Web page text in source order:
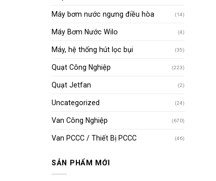
Máy bơm nước ngưng điều hòa (14)
Máy Bơm Nước Wilo (4)
Máy, hệ thống hút lọc bụi (35)
Quạt Công Nghiệp (223)
Quạt Jetfan (2)
Uncategorized (24)
Van Công Nghiệp (670)
Van PCCC / Thiết Bị PCCC (46)
SẢN PHẨM MỚI